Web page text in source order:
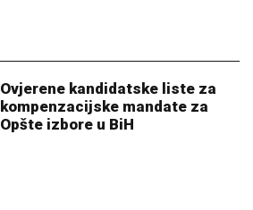
Ovjerene kandidatske liste za
kompenzacijske mandate za
Opšte izbore u BiH